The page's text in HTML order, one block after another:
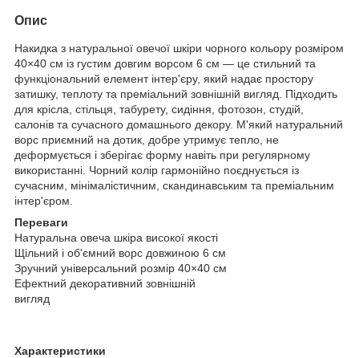
Опис
Накидка з натуральної овечої шкіри чорного кольору розміром
40×40 см із густим довгим ворсом 6 см — це стильний та
функціональний елемент інтер'єру, який надає простору
затишку, теплоту та преміальний зовнішній вигляд. Підходить
для крісла, стільця, табурету, сидіння, фотозон, студій,
салонів та сучасного домашнього декору. М'який натуральний
ворс приємний на дотик, добре утримує тепло, не
деформується і зберігає форму навіть при регулярному
використанні. Чорний колір гармонійно поєднується із
сучасним, мінімалістичним, скандинавським та преміальним
інтер'єром.
Переваги
Натуральна овеча шкіра високої якості
Щільний і об'ємний ворс довжиною 6 см
Зручний універсальний розмір 40×40 см
Ефектний декоративний зовнішній
вигляд
Характеристики